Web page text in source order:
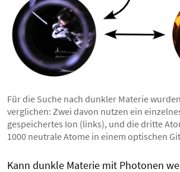
Für die Suche nach dunkler Materie
verglichen: Zwei davon nutzen ein
gespeichertes Ion (links), und die dritte
1000 neutrale Atome in einem optischen
Kann dunkle Materie mit Photonen